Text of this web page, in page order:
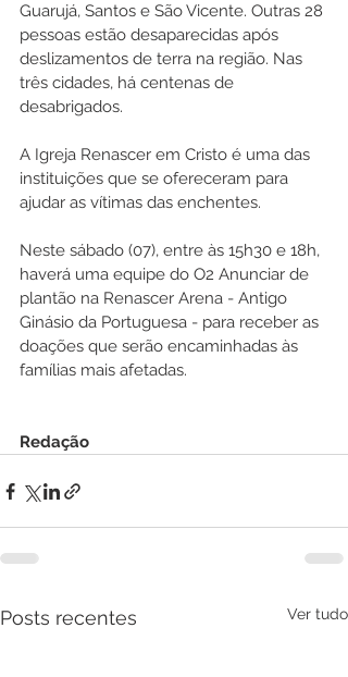
Guarujá, Santos e São Vicente. Outras 28
pessoas estão desaparecidas após
deslizamentos de terra na região. Nas
três cidades, há centenas de
desabrigados.
A Igreja Renascer em Cristo é uma das
instituições que se ofereceram para
ajudar as vítimas das enchentes.
Neste sábado (07), entre às 15h30 e 18h,
haverá uma equipe do O2 Anunciar de
plantão na Renascer Arena - Antigo
Ginásio da Portuguesa - para receber as
doações que serão encaminhadas às
famílias mais afetadas.
Redação
Posts recentes Ver tudo